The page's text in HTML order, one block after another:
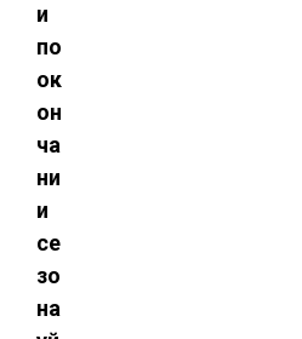
и
по
ок
он
ча
ни
и
се
зо
на